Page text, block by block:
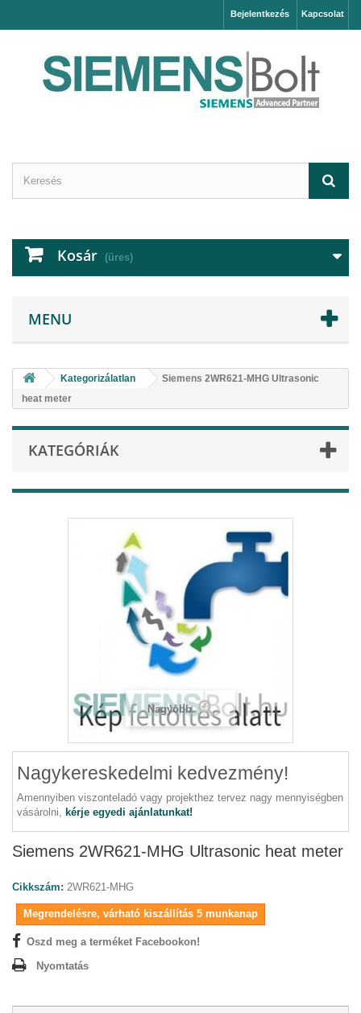
Kapcsolat
Bejelentkezés
Kosár (üres)
MENU
Kategorizálatlan
Siemens 2WR621-MHG Ultrasonic
heat meter
KATEGÓRIÁK
Nagyobb
Nagykereskedelmi kedvezmény!
Amennyiben viszonteladó vagy projekthez tervez nagy mennyiségben
vásárolni, kérje egyedi ajánlatunkat!
Siemens 2WR621-MHG Ultrasonic heat meter
Cikkszám: 2WR621-MHG
Megrendelésre, várható kiszállítás 5 munkanap
Oszd meg a terméket Facebookon!
Nyomtatás